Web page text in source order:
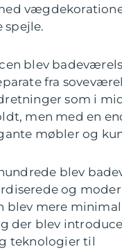
spejle.
blev
fra
som i
men med en
møbler og
blev
og
blev mere
der blev
teknologier til